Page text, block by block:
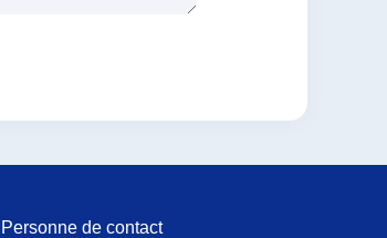
Personne de contact